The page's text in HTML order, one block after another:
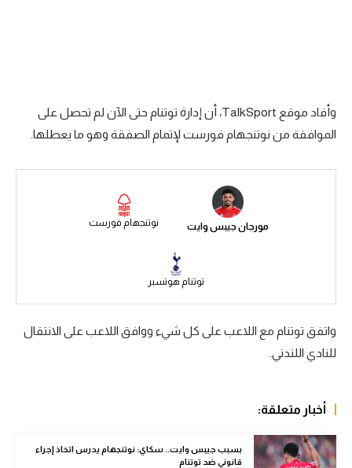
سعودي في الجول
الدوري الإنجليزي
دوري أبطال أوروبا
أمم إفريقيا
كرة السلة الأمريكية
كرة يد
كرة طائرة
وأفاد موقع TalkSport، أن إدارة توتنام حتى الآن لم تحصل على
الموافقة من نوتنجهام فورست لإتمام الصفقة وهو ما يعطلها.
مورجان جيبس وايت نوتنجهام فورست
توتنام هوتسبر
واتفق توتنام مع اللاعب على كل شيء ووافق اللاعب على الانتقال
للنادي اللندني.
أخبار متعلقة:
بسبب جيبس وايت.. سكاي: نوتنجهام يدرس اتخاذ إجراء
قانوني ضد توتنام